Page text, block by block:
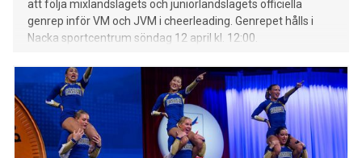
att följa mixlandslagets och juniorlandslagets officiella
genrep inför VM och JVM i cheerleading. Genrepet hålls i
Nacka sportcentrum söndag 12 april kl. 12:00.